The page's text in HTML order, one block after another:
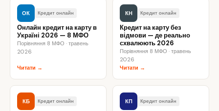
ОК Кредит онлайн
Онлайн кредит на карту в
Україні 2026 — 8 МФО
Порівняння 8 МФО · травень
2026
Читати →
КН Кредит онлайн
Кредит на карту без
відмови — де реально
схвалюють 2026
Порівняння 8 МФО · травень
2026
Читати →
КБ Кредит онлайн КП Кредит онлайн